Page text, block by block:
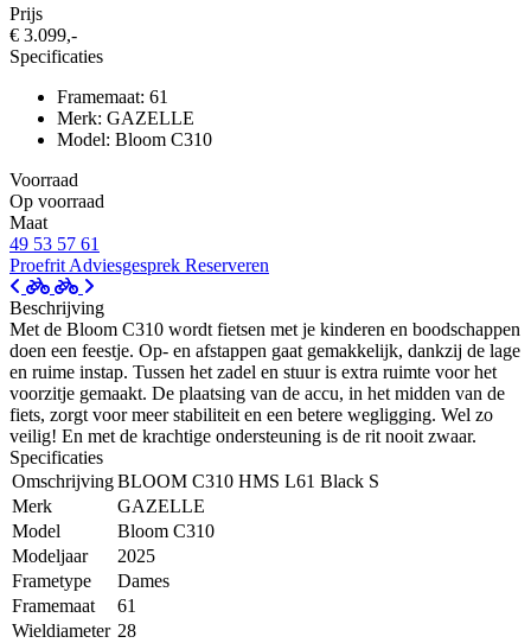
Prijs
€ 3.099,-
Specificaties
Framemaat: 61
Merk: GAZELLE
Model: Bloom C310
Voorraad
Op voorraad
Maat
49 53 57 61
Proefrit Adviesgesprek Reserveren
Beschrijving
Met de Bloom C310 wordt fietsen met je kinderen en boodschappen
doen een feestje. Op- en afstappen gaat gemakkelijk, dankzij de lage
en ruime instap. Tussen het zadel en stuur is extra ruimte voor het
voorzitje gemaakt. De plaatsing van de accu, in het midden van de
fiets, zorgt voor meer stabiliteit en een betere wegligging. Wel zo
veilig! En met de krachtige ondersteuning is de rit nooit zwaar.
Specificaties
OmschrijvingBLOOM C310 HMS L61 Black S
Merk
GAZELLE
Model
Bloom C310
Modeljaar
2025
Frametype
Dames
Framemaat
61
Wieldiameter 28